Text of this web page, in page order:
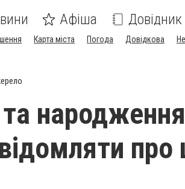
Афіша Довідник
Карта міста Погода Довідкова
народження